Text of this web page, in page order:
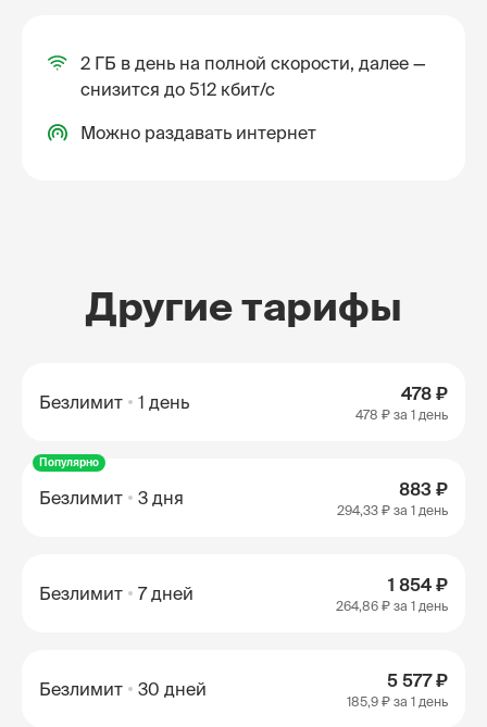
2 ГБ в день на полной скорости, далее —
снизится до 512 кбит/с
Можно раздавать интернет
Другие тарифы
Безлимит 1 день 478 ₽
478 ₽ за 1 день
Популярно
Безлимит 3 дня 883 ₽
294,33 ₽ за 1 день
Безлимит 7 дней 1 854 ₽
264,86 ₽ за 1 день
Безлимит 30 дней 5 577 ₽
185,9 ₽ за 1 день